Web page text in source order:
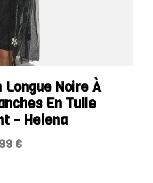
Longue Noire À
En Tulle
– Helena
€